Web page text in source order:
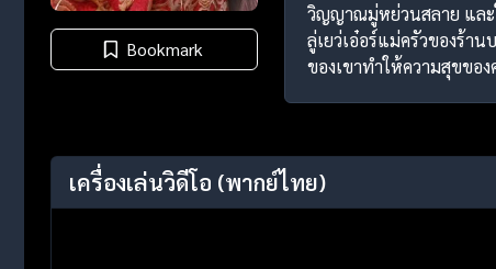
Bookmark
วิญญาณมู่หย่วนสลาย และ
ลู่เยว่เอ๋อร์แม่ครัวของร้า
ของเขาทำให้ความสุขขอ
เครื่องเล่นวิดีโอ (พากย์ไทย)